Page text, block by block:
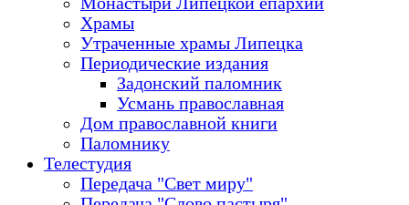
Храмы
Утраченные храмы Липецка
Периодические издания
Задонский паломник
Усмань православная
Дом православной книги
Паломнику
Телестудия
Передача "Свет миру"